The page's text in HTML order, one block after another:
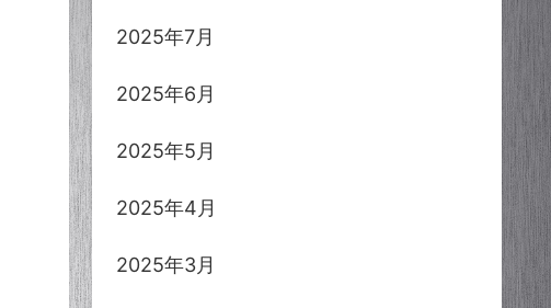
2025年7月
2025年6月
2025年5月
2025年4月
2025年3月